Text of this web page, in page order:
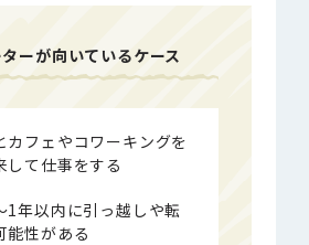
ーが向いているケース
カフェやコワーキングを
して仕事をする
1年以内に引っ越しや転
能性がある